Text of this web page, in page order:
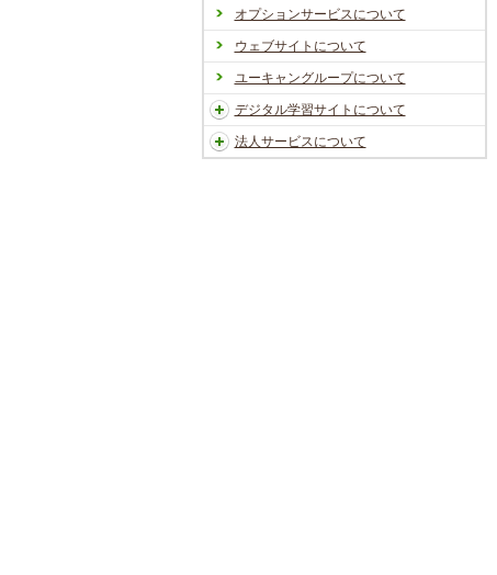
オプションサービスについて
ウェブサイトについて
ユーキャングループについて
デジタル学習サイトについて
法人サービスについて